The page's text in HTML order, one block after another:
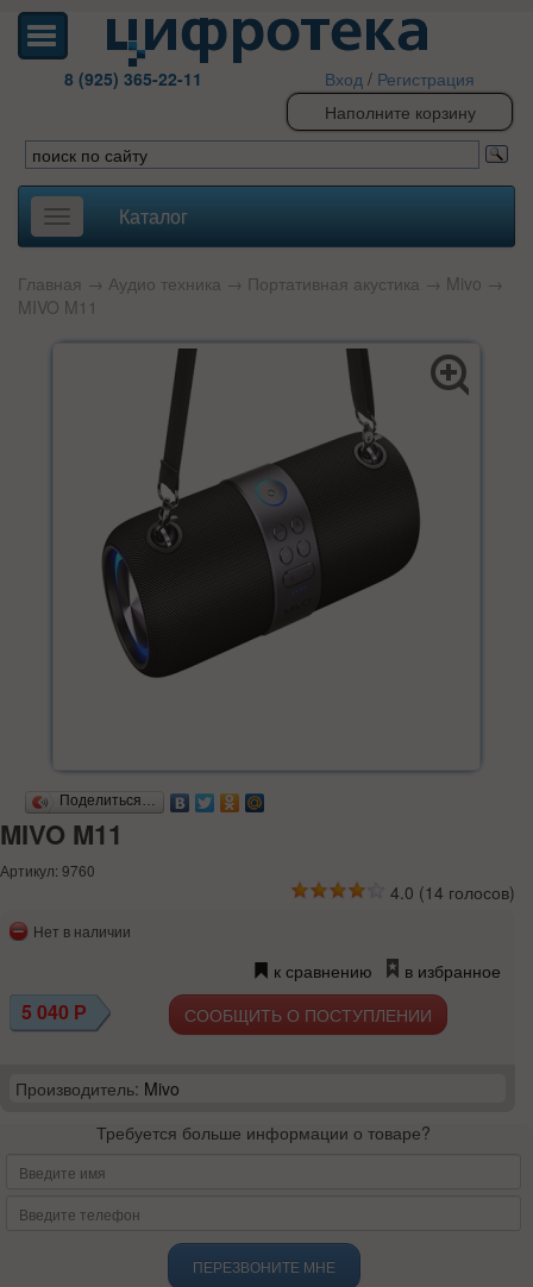
8 (925) 365-22-11 Вход / Регистрация
Наполните корзину
Toggle
navigation
Каталог
Главная → Аудио техника → Портативная акустика → Mivo →
MIVO M11
Поделиться…
MIVO M11
Артикул: 9760
4.0 (14 голосов)
Нет в наличии
к сравнению в избранное
5 040 Р СООБЩИТЬ О ПОСТУПЛЕНИИ
Производитель: Mivo
Требуется больше информации о товаре?
ПЕРЕЗВОНИТЕ МНЕ